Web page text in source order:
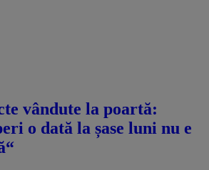
vândute la poartă:
o dată la șase luni nu e